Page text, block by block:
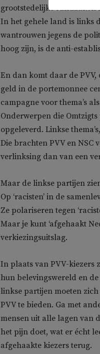
grootstedelijke randzaken
In het gehele land is links
wantrouwen jegens de
hoog zijn, is de anti-
En dan komt daar de
geld in de portemonnee
campagne voor thema’s
Onderwerpen die
opgeleverd. Linkse
Die brachten PVV en NSC
verlinksing dan van een
Maar de linkse partijen
Op ‘racisten’ in de
Ze polariseren tegen
Maar je kunt ‘afgehaakt
verkiezingsuitslag.
In plaats van PVV-kiezers
hun belevingswereld en
linkse partijen moeten
PVV te bieden. Ga met
mensen uit alle lagen van
het pijn doet, wat er écht
afgehaakte kiezers terug.